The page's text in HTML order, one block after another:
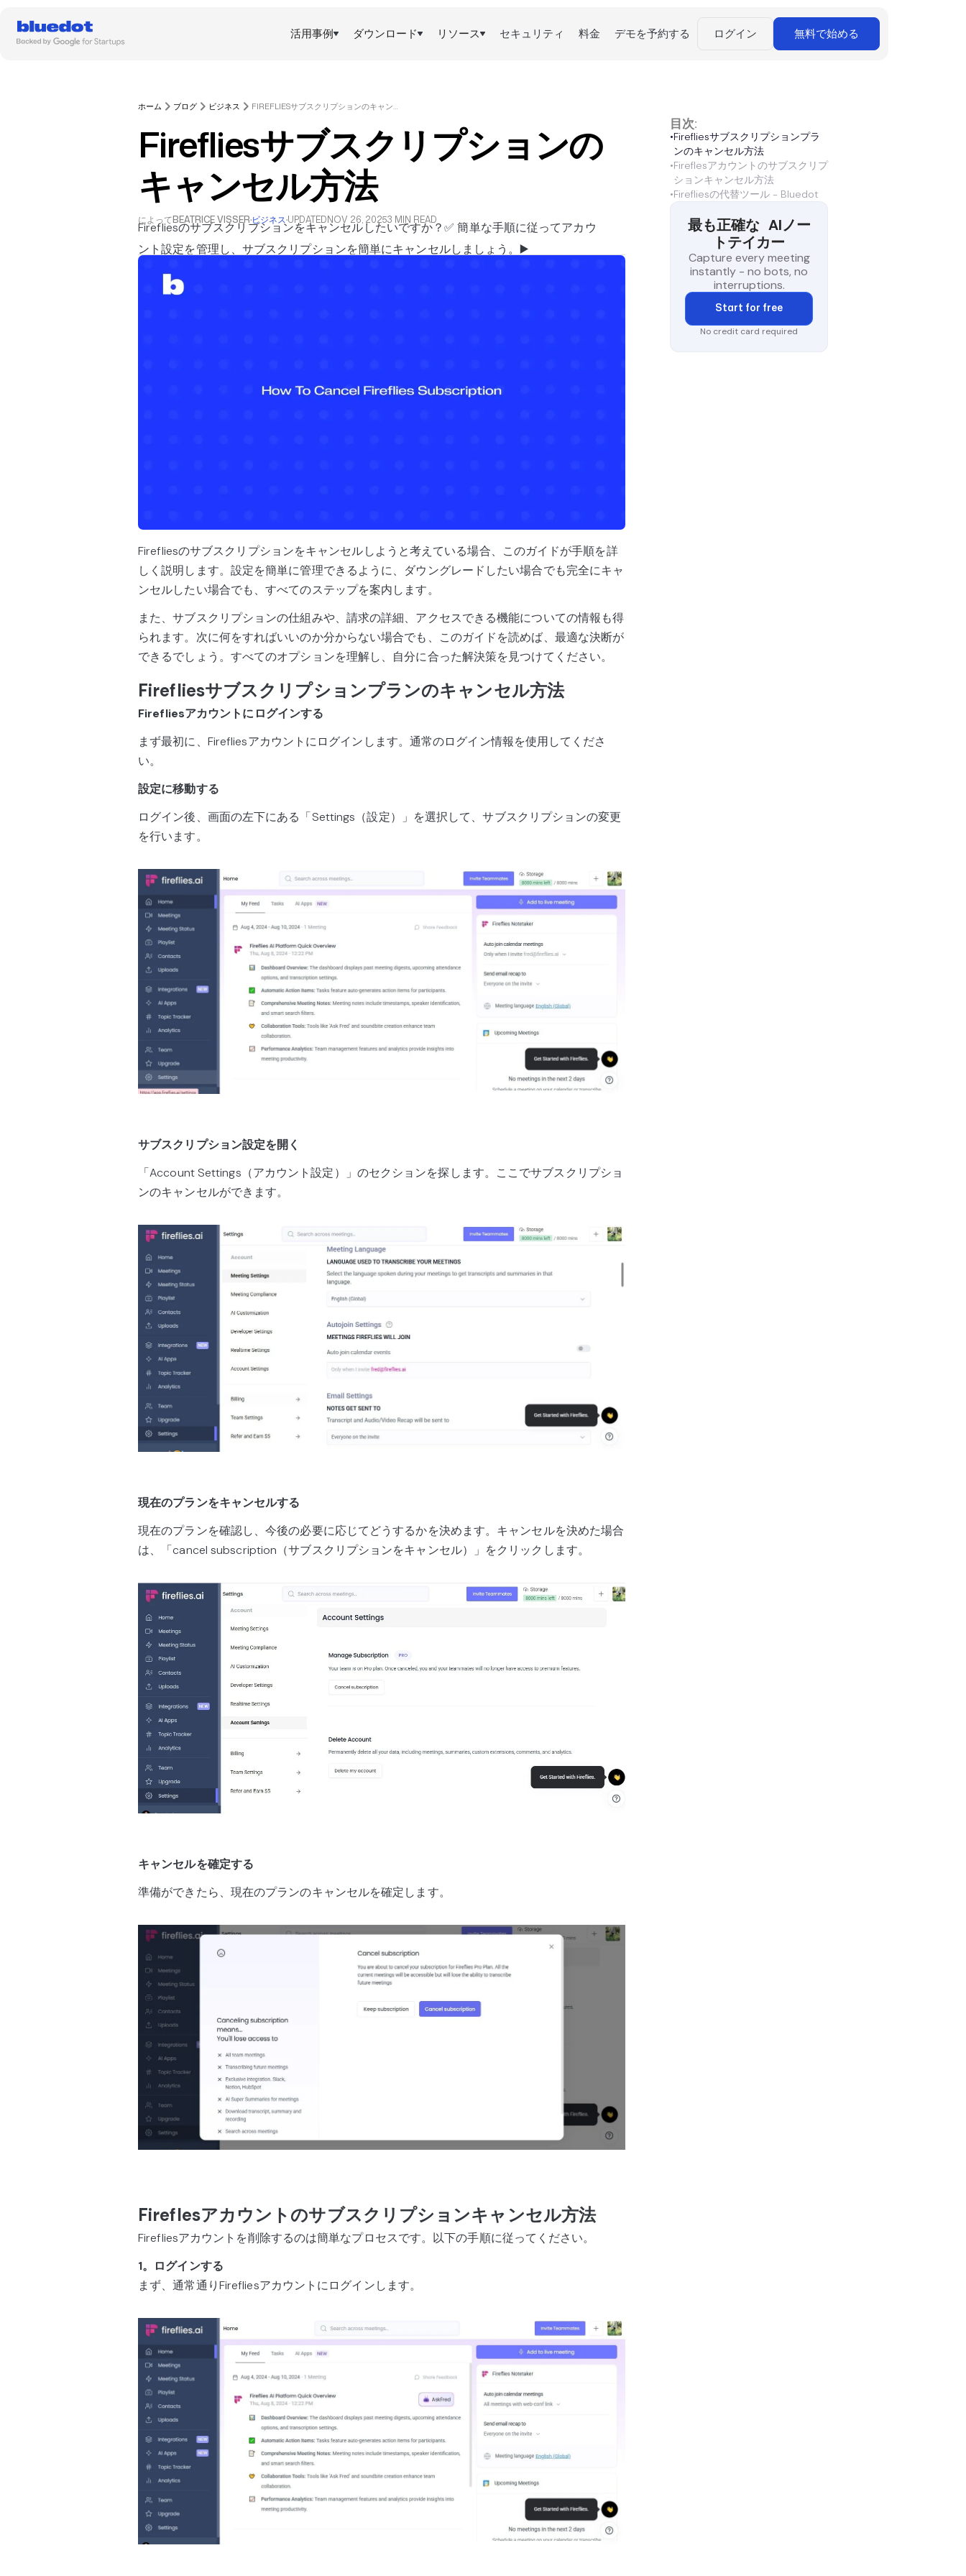
活用事例 ダウンロード リソース セキュリティ 料金 デモを予約する ログイン 無料で始める
ホーム ブログ ビジネス FIREFLIESサブスクリプションのキャンセル方法
Firefliesサブスクリプションの
キャンセル方法
によってBEATRICE VISSER·ビジネス·UPDATEDNOV 26, 20253 MIN READ
Firefliesのサブスクリプションをキャンセルしたいですか？✅ 簡単な手順に従ってアカウ
ント設定を管理し、サブスクリプションを簡単にキャンセルしましょう。▶️
Firefliesのサブスクリプションをキャンセルしようと考えている場合、このガイドが手順を詳
しく説明します。設定を簡単に管理できるように、ダウングレードしたい場合でも完全にキャ
ンセルしたい場合でも、すべてのステップを案内します。
また、サブスクリプションの仕組みや、請求の詳細、アクセスできる機能についての情報も得
られます。次に何をすればいいのか分からない場合でも、このガイドを読めば、最適な決断が
できるでしょう。すべてのオプションを理解し、自分に合った解決策を見つけてください。
Firefliesサブスクリプションプランのキャンセル方法
Firefliesアカウントにログインする
まず最初に、Firefliesアカウントにログインします。通常のログイン情報を使用してくださ
い。
設定に移動する
ログイン後、画面の左下にある「Settings（設定）」を選択して、サブスクリプションの変更
を行います。
サブスクリプション設定を開く
「Account Settings（アカウント設定）」のセクションを探します。ここでサブスクリプショ
ンのキャンセルができます。
現在のプランをキャンセルする
現在のプランを確認し、今後の必要に応じてどうするかを決めます。キャンセルを決めた場合
は、「cancel subscription（サブスクリプションをキャンセル）」をクリックします。
キャンセルを確定する
準備ができたら、現在のプランのキャンセルを確定します。
Fireflesアカウントのサブスクリプションキャンセル方法
Firefliesアカウントを削除するのは簡単なプロセスです。以下の手順に従ってください。
1。ログインする
まず、通常通りFirefliesアカウントにログインします。
目次:
•Firefliesサブスクリプションプラ
ンのキャンセル方法
•Fireflesアカウントのサブスクリプ
ションキャンセル方法
•Firefliesの代替ツール - Bluedot
最も正確な AIノー
トテイカー
Capture every meeting
instantly - no bots, no
interruptions.
Start for free
No credit card required